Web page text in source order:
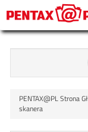
PENTAX@PL Strona
skanera